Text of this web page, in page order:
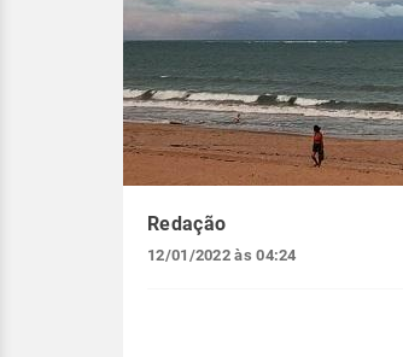
Redação
12/01/2022 às 04:24